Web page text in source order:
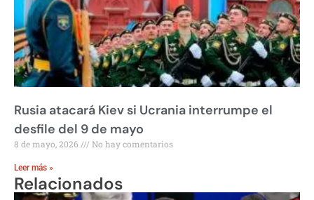
Rusia atacará Kiev si Ucrania interrumpe el
desfile del 9 de mayo
8 de mayo, 2026 No hay comentarios
Leer más »
Relacionados